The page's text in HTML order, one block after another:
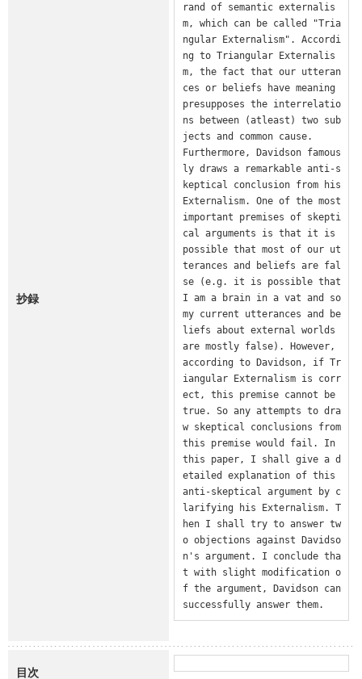
抄録
rand of semantic externalis
m, which can be called "Tria
ngular Externalism". Accordi
ng to Triangular Externalis
m, the fact that our utteran
ces or beliefs have meaning
presupposes the interrelatio
ns between (atleast) two sub
jects and common cause.
Furthermore, Davidson famous
ly draws a remarkable anti-s
keptical conclusion from his
Externalism. One of the most
important premises of skepti
cal arguments is that it is
possible that most of our ut
terances and beliefs are fal
se (e.g. it is possible that
I am a brain in a vat and so
my current utterances and be
liefs about external worlds
are mostly false). However,
according to Davidson, if Tr
iangular Externalism is corr
ect, this premise cannot be
true. So any attempts to dra
w skeptical conclusions from
this premise would fail. In
this paper, I shall give a d
etailed explanation of this
anti-skeptical argument by c
larifying his Externalism. T
hen I shall try to answer tw
o objections against Davidso
n's argument. I conclude tha
t with slight modification o
f the argument, Davidson can
successfully answer them.
目次